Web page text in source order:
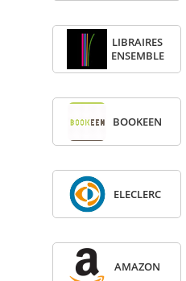
LIBRAIRES
ENSEMBLE
BOO­KEEN
ELE­CLERC
AMA­ZON